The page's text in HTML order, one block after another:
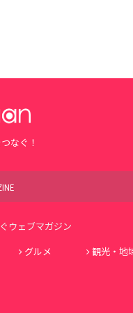
なぐ！
ウェブマガジン
グルメ 観光・地